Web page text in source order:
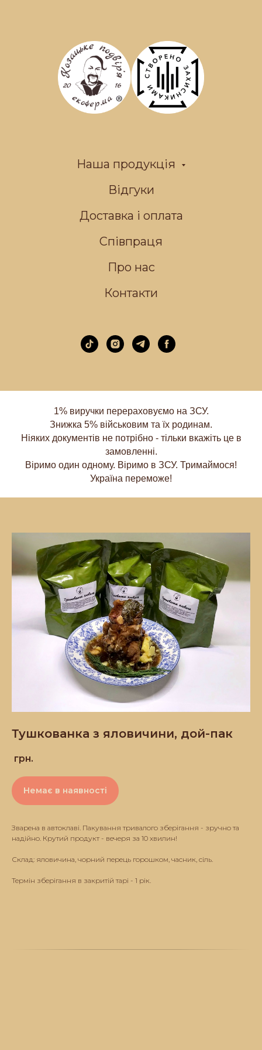
Наша продукція
Відгуки
Доставка і оплата
Співпраця
Про нас
Контакти
1% виручки перераховуємо на ЗСУ.
Знижка 5% військовим та їх родинам.
Ніяких документів не потрібно - тільки вкажіть це в
замовленні.
Віримо один одному. Віримо в ЗСУ. Тримаймося!
Україна переможе!
Тушкованка з яловичини, дой-пак
грн.
Немає в наявності
Зварена в автоклаві. Пакування тривалого зберігання - зручно та
надійно. Крутий продукт - вечеря за 10 хвилин!
Склад: яловичина, чорний перець горошком, часник, сіль.
Термін зберігання в закритій тарі - 1 рік.